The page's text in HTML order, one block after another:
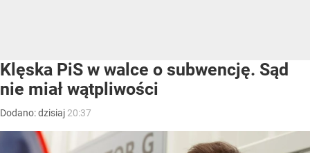
Klęska PiS w walce o subwencję. Sąd
nie miał wątpliwości
Dodano:dzisiaj 20:37